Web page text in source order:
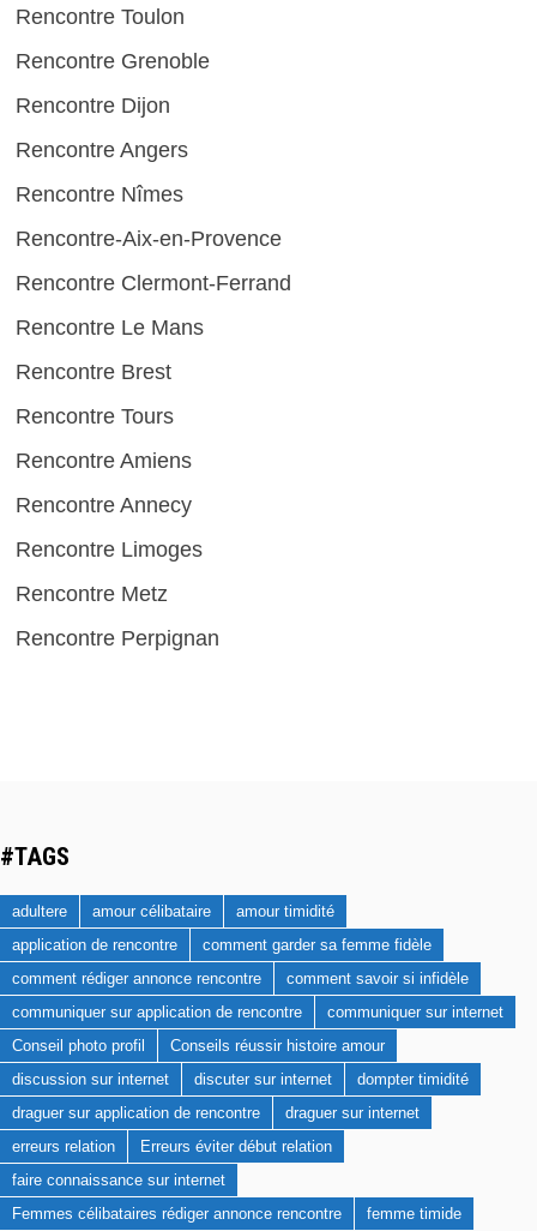
Rencontre Toulon
Rencontre Grenoble
Rencontre Dijon
Rencontre Angers
Rencontre Nîmes
Rencontre-Aix-en-Provence
Rencontre Clermont-Ferrand
Rencontre Le Mans
Rencontre Brest
Rencontre Tours
Rencontre Amiens
Rencontre Annecy
Rencontre Limoges
Rencontre Metz
Rencontre Perpignan
#TAGS
adultere amour célibataire
amour timidité
application de rencontre
comment garder sa femme fidèle
comment rédiger annonce rencontre
comment savoir si infidèle
communiquer sur application de rencontre
communiquer sur internet
Conseil photo profil
Conseils réussir histoire amour
discussion sur internet
discuter sur internet
dompter timidité
draguer sur application de rencontre
draguer sur internet
erreurs relation
Erreurs éviter début relation
faire connaissance sur internet
Femmes célibataires rédiger annonce rencontre
femme timide